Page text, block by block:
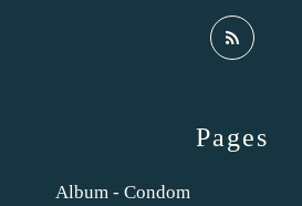
Pages
Album - Condom